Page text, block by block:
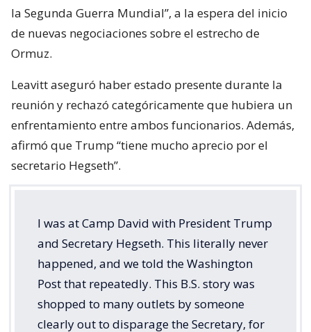
la Segunda Guerra Mundial”, a la espera del inicio
de nuevas negociaciones sobre el estrecho de
Ormuz.
Leavitt aseguró haber estado presente durante la
reunión y rechazó categóricamente que hubiera un
enfrentamiento entre ambos funcionarios. Además,
afirmó que Trump “tiene mucho aprecio por el
secretario Hegseth”.
I was at Camp David with President Trump
and Secretary Hegseth. This literally never
happened, and we told the Washington
Post that repeatedly. This B.S. story was
shopped to many outlets by someone
clearly out to disparage the Secretary, for